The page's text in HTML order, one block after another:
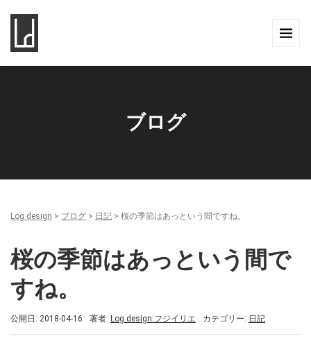
ブログ
Log design > ブログ > 日記 > 桜の季節はあっという間ですね。
桜の季節はあっという間で
すね。
公開日: 2018-04-16 著者: Log design:フジイリエ カテゴリー: 日記